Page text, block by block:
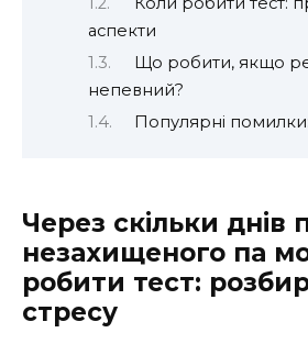
аспекти
Що робити, якщо
непевний?
Популярні
Через скільки днів
незахищеного па
робити тест:
стресу